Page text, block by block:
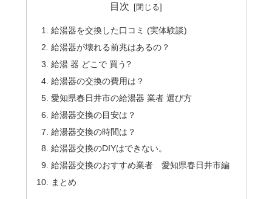
目次
給湯器を交換した口コミ (実体験談)
給湯器が壊れる前兆はあるの？
給湯 器 どこで 買う?
給湯器の交換の費用は？
愛知県春日井市の給湯器 業者 選び方
給湯器交換の目安は？
給湯器交換の時間は？
給湯器交換のDIYはできない。
給湯器交換のおすすめ業者 愛知県春日井市編
まとめ